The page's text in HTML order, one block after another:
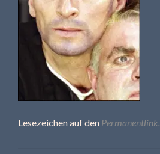
Lesezeichen auf den Permanentlink.